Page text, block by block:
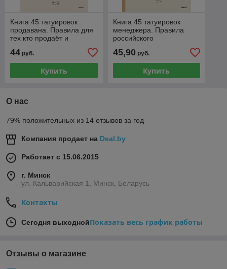
Книга 45 татуировок
продавана. Правила для
тех кто продаёт и
44 руб.
Купить
Книга 45 татуировок
менеджера. Правила
российского
45,90руб.
Купить
О нас
79% положительных из 14 отзывов за год
Компания продает на Deal.by
Работает с 15.06.2015
г. Минск
ул. Кальварийская 1, Минск, Беларусь
Контакты
Сегодня выходнойПоказать весь график работы
Отзывы о магазине